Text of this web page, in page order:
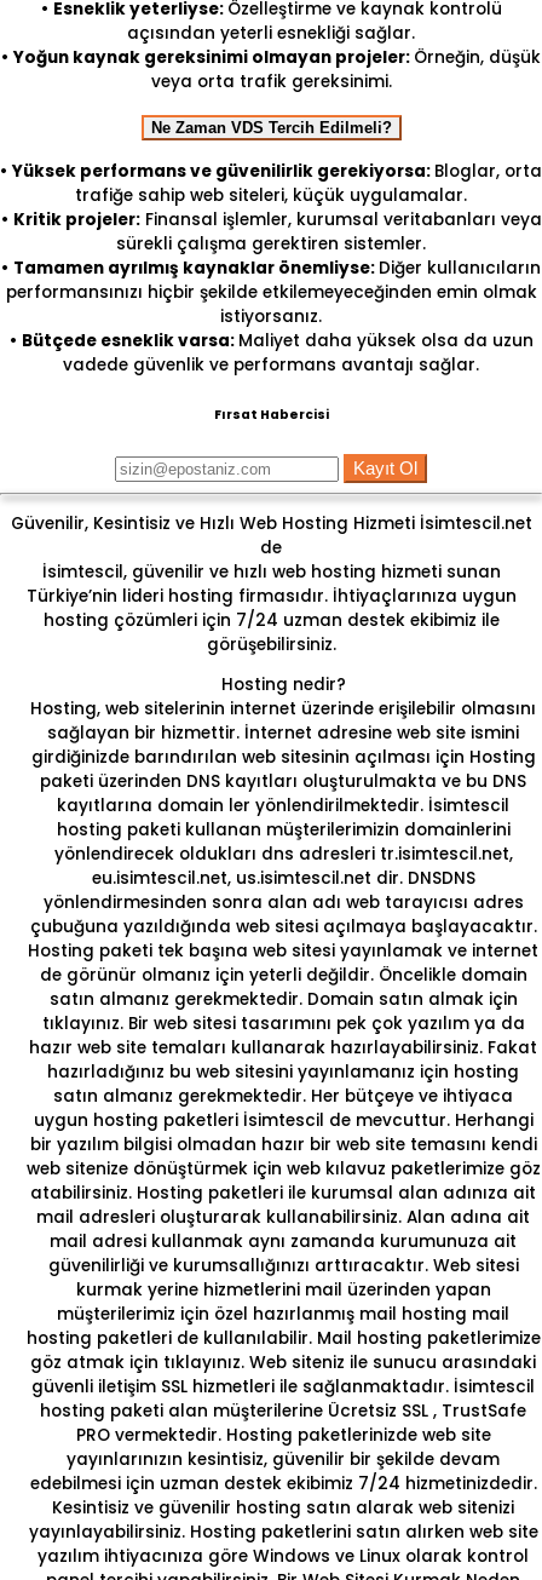
• Esneklik yeterliyse: Özelleştirme ve kaynak kontrolü
açısından yeterli esnekliği sağlar.
• Yoğun kaynak gereksinimi olmayan projeler: Örneğin, düşük
veya orta trafik gereksinimi.
Ne Zaman VDS Tercih Edilmeli?
• Yüksek performans ve güvenilirlik gerekiyorsa: Bloglar, orta
trafiğe sahip web siteleri, küçük uygulamalar.
• Kritik projeler:Finansal işlemler, kurumsal veritabanları veya
sürekli çalışma gerektiren sistemler.
• Tamamen ayrılmış kaynaklar önemliyse: Diğer kullanıcıların
performansınızı hiçbir şekilde etkilemeyeceğinden emin olmak
istiyorsanız.
• Bütçede esneklik varsa: Maliyet daha yüksek olsa da uzun
vadede güvenlik ve performans avantajı sağlar.
Fırsat Habercisi
Kayıt Ol
Güvenilir, Kesintisiz ve Hızlı Web Hosting Hizmeti İsimtescil.net
de
İsimtescil, güvenilir ve hızlı web hosting hizmeti sunan
Türkiye’nin lideri hosting firmasıdır. İhtiyaçlarınıza uygun
hosting çözümleri için 7/24 uzman destek ekibimiz ile
görüşebilirsiniz.
Hosting nedir?
Hosting, web sitelerinin internet üzerinde erişilebilir olmasını
sağlayan bir hizmettir. İnternet adresine web site ismini
girdiğinizde barındırılan web sitesinin açılması için Hosting
paketi üzerinden DNS kayıtları oluşturulmakta ve bu DNS
kayıtlarına domain ler yönlendirilmektedir. İsimtescil
hosting paketi kullanan müşterilerimizin domainlerini
yönlendirecek oldukları dns adresleri tr.isimtescil.net,
eu.isimtescil.net, us.isimtescil.net dir. DNSDNS
yönlendirmesinden sonra alan adı web tarayıcısı adres
çubuğuna yazıldığında web sitesi açılmaya başlayacaktır.
Hosting paketi tek başına web sitesi yayınlamak ve internet
de görünür olmanız için yeterli değildir. Öncelikle domain
satın almanız gerekmektedir. Domain satın almak için
tıklayınız.Bir web sitesi tasarımını pek çok yazılım ya da
hazır web site temaları kullanarak hazırlayabilirsiniz. Fakat
hazırladığınız bu web sitesini yayınlamanız için hosting
satın almanız gerekmektedir. Her bütçeye ve ihtiyaca
uygun hosting paketleri İsimtescil de mevcuttur. Herhangi
bir yazılım bilgisi olmadan hazır bir web site temasını kendi
web sitenize dönüştürmek için web kılavuz paketlerimize göz
atabilirsiniz. Hosting paketleri ile kurumsal alan adınıza ait
mail adresleri oluşturarak kullanabilirsiniz. Alan adına ait
mail adresi kullanmak aynı zamanda kurumunuza ait
güvenilirliği ve kurumsallığınızı arttıracaktır. Web sitesi
kurmak yerine hizmetlerini mail üzerinden yapan
müşterilerimiz için özel hazırlanmış mail hosting mail
hosting paketleri de kullanılabilir. Mail hosting paketlerimize
göz atmak için tıklayınız. Web siteniz ile sunucu arasındaki
güvenli iletişim SSL hizmetleri ile sağlanmaktadır. İsimtescil
hosting paketi alan müşterilerine Ücretsiz SSL , TrustSafe
PRO vermektedir. Hosting paketlerinizde web site
yayınlarınızın kesintisiz, güvenilir bir şekilde devam
edebilmesi için uzman destek ekibimiz 7/24 hizmetinizdedir.
Kesintisiz ve güvenilir hosting satın alarak web sitenizi
yayınlayabilirsiniz. Hosting paketlerini satın alırken web site
yazılım ihtiyacınıza göre Windows ve Linux olarak kontrol